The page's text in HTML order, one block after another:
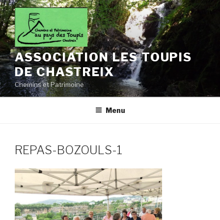
Aller
au
contenu
principal
ASSOCIATION LES TOUPIS
DE CHASTREIX
Chemins et Patrimoine
Menu
REPAS-BOZOULS-1